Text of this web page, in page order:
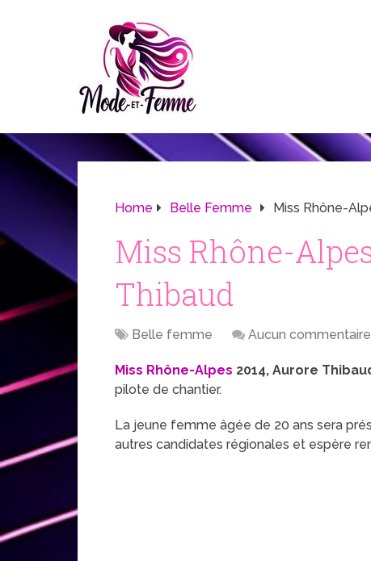
Home Belle Femme Miss Rhône-
Miss Rhône-
Thibaud
Belle femme Aucun commentaire
Miss Rhône-Alpes 2014, Aurore
pilote de chantier.
La jeune femme âgée de 20 ans sera
autres candidates régionales et espère